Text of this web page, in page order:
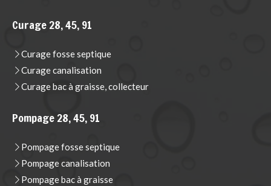
Curage 28, 45, 91
Curage fosse septique
Curage canalisation
Curage bac à graisse, collecteur
Pompage 28, 45, 91
Pompage fosse septique
Pompage canalisation
Pompage bac à graisse